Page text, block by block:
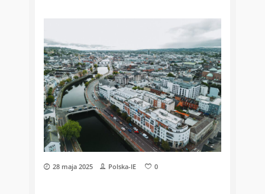
28 maja 2025 Polska-IE 0